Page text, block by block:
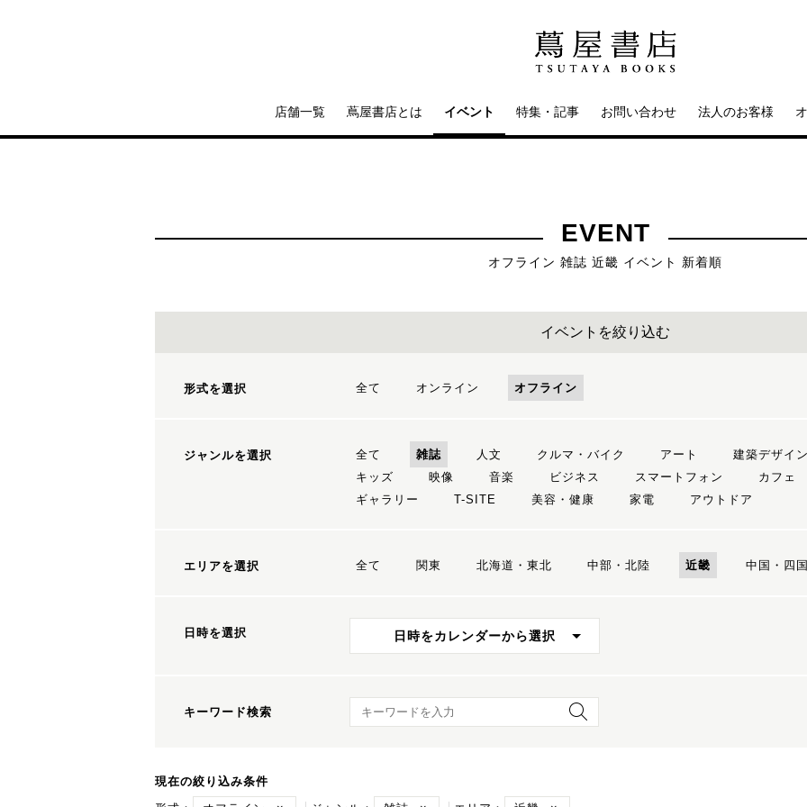
店舗一覧 蔦屋書店とは イベント 特集・記事 お問い合わせ 法人のお客様
EVENT
オフライン 雑誌 近畿 イベント 新着順
イベントを絞り込む
形式を選択 全て オンライン オフライン
ジャンルを選択 全て 雑誌 人文 クルマ・バイク アート 建築デザイン
キッズ
映像 音楽 ビジネス スマートフォン カフェ
ギャラリー
T-SITE 美容・健康 家電 アウトドア
エリアを選択 全て 関東 北海道・東北 中部・北陸 近畿 中国・四国
日時を選択 日時をカレンダーから選択
キーワード検索 キーワード検索
現在の絞り込み条件